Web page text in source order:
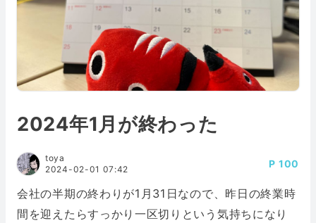
2024年1月が終わった
toya
2024-02-01 07:42
100
会社の半期の終わりが1月31日なので、昨日の終業時
間を迎えたらすっかり一区切りという気持ちになり